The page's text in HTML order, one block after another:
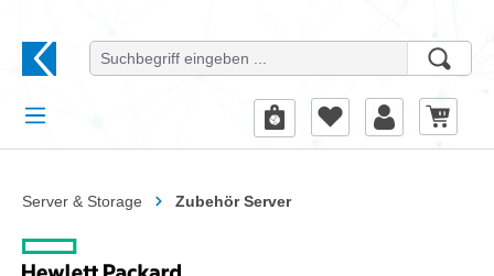
Server & Storage Zubehör Server